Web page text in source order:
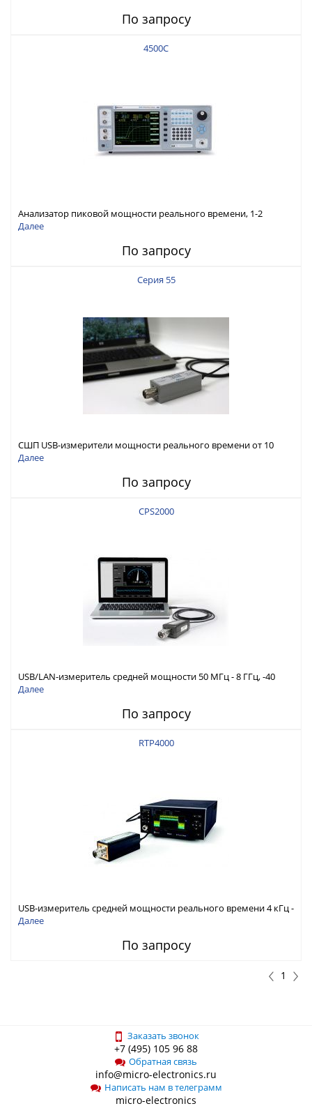
По запросу
4500C
Анализатор пиковой мощности реального времени, 1-2
канала, 30 МГц - 40 ГГц, 125 МГц видео полоса
Далее
По запросу
Серия 55
СШП USB-измерители мощности реального времени от 10
МГц до 40 ГГц с максимальной видео полосой до 195 МГц
Далее
По запросу
CPS2000
USB/LAN-измеритель средней мощности 50 МГц - 8 ГГц, -40
дБм - +20 дБм
Далее
По запросу
RTP4000
USB-измеритель средней мощности реального времени 4 кГц -
6 ГГц, , -60 дБм - +20 дБм
Далее
По запросу
1
Заказать звонок
+7 (495) 105 96 88
Обратная связь
info@micro-electronics.ru
Написать нам в телеграмм
micro-electronics